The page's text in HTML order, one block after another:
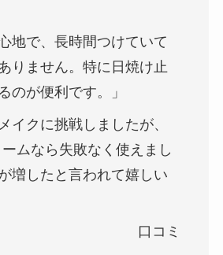
地で、長時間つけていて
りません。特に日焼け止
のが便利です。」
イクに挑戦しましたが、
ムなら失敗なく使えまし
増したと言われて嬉しい
口コミ